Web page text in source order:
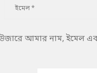
আমার নাম, ইমেল